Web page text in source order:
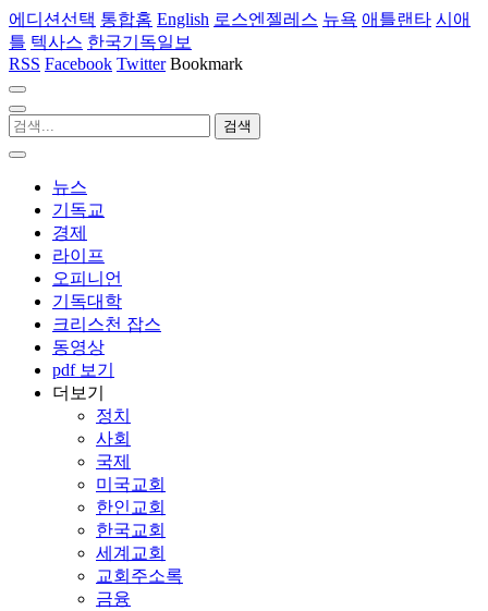
에디션선택 통합홈 English 로스엔젤레스 뉴욕 애틀랜타 시애
틀 텍사스 한국기독일보
RSS Facebook Twitter Bookmark
뉴스
기독교
경제
라이프
오피니언
기독대학
크리스천 잡스
동영상
pdf 보기
더보기
정치
사회
국제
미국교회
한인교회
한국교회
세계교회
교회주소록
금융